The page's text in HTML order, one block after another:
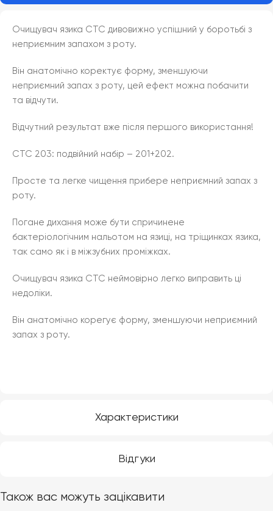
Характеристики
Відгуки
Очищувач язика CTC дивовижно успішний у боротьбі з
неприємним запахом з роту.
Він анатомічно коректує форму, зменшуючи
неприємний запах з роту, цей ефект можна побачити
та відчути.
Відчутний результат вже після першого використання!
CTC 203: подвійний набір – 201+202.
Просте та легке чищення прибере неприємний запах з
роту.
Погане дихання може бути спричинене
бактеріологічним нальотом на язиці, на тріщинках язика,
так само як і в міжзубних проміжках.
Очищувач язика CTC неймовірно легко виправить ці
недоліки.
Він анатомічно корегує форму, зменшуючи неприємний
запах з роту.
Також вас можуть зацікавити